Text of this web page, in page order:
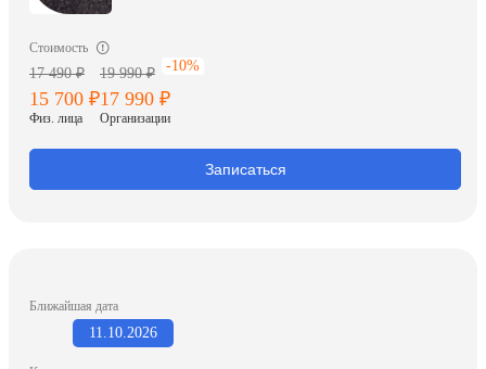
Стоимость
17 490 ₽
15 700 ₽
Физ. лица
19 990 ₽ -10%
17 990 ₽
Организации
Записаться
Ближайшая дата
11.10.2026